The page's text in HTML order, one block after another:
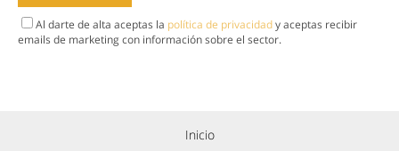
Al darte de alta aceptas la política de privacidady aceptas recibir
emails de marketing con información sobre el sector.
Inicio